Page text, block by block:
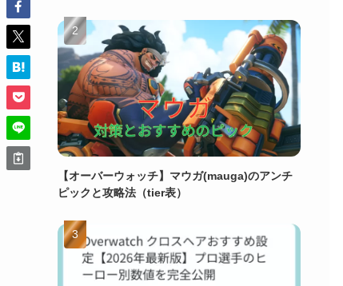
【オーバーウォッチ】マウガ(mauga)のアンチ
ピックと攻略法（tier表）